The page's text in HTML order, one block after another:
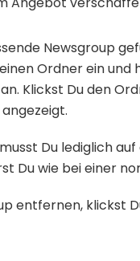
Newsgroup
Ordner ein
Klickst Du den
Du lediglich
Du wie bei einer
entfernen, klickst